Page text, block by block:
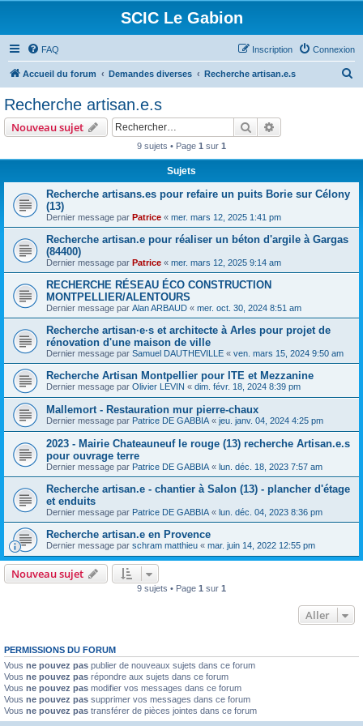
SCIC Le Gabion
FAQ Connexion
Inscription
Accueil du forum Demandes diverses Recherche artisan.e.s
e
Recherche artisan.e.s
Nouveau sujet Rechercher
9 sujets • Page 1 sur 1
Sujets
Recherche artisans.es pour refaire un puits Borie sur Célony
(13)
Dernier message par Patrice « mer. mars 12, 2025 1:41 pm
Recherche artisan.e pour réaliser un béton d'argile à Gargas
(84400)
Dernier message par Patrice « mer. mars 12, 2025 9:14 am
RECHERCHE RÉSEAU ÉCO CONSTRUCTION
MONTPELLIER/ALENTOURS
Dernier message par Alan ARBAUD « mer. oct. 30, 2024 8:51 am
Recherche artisan·e·s et architecte à Arles pour projet de
rénovation d'une maison de ville
Dernier message par Samuel DAUTHEVILLE « ven. mars 15, 2024 9:50 am
Recherche Artisan Montpellier pour ITE et Mezzanine
Dernier message par Olivier LEVIN « dim. févr. 18, 2024 8:39 pm
Mallemort - Restauration mur pierre-chaux
Dernier message par Patrice DE GABBIA « jeu. janv. 04, 2024 4:25 pm
2023 - Mairie Chateauneuf le rouge (13) recherche Artisan.e.s
pour ouvrage terre
Dernier message par Patrice DE GABBIA « lun. déc. 18, 2023 7:57 am
Recherche artisan.e - chantier à Salon (13) - plancher d'étage
et enduits
Dernier message par Patrice DE GABBIA « lun. déc. 04, 2023 8:36 pm
Recherche artisan.e en Provence
Dernier message par schram matthieu « mar. juin 14, 2022 12:55 pm
Nouveau sujet
9 sujets • Page 1 sur 1
Aller
PERMISSIONS DU FORUM
Vous ne pouvez pas publier de nouveaux sujets dans ce forum
Vous ne pouvez pas répondre aux sujets dans ce forum
Vous ne pouvez pas modifier vos messages dans ce forum
Vous ne pouvez pas supprimer vos messages dans ce forum
Vous ne pouvez pas transférer de pièces jointes dans ce forum